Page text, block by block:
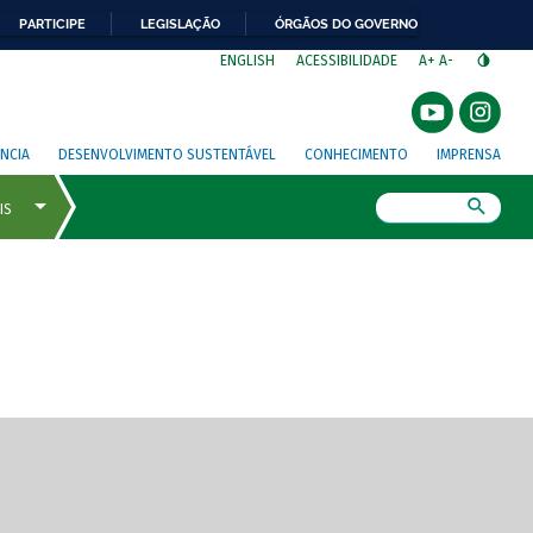
PARTICIPE LEGISLAÇÃO ÓRGÃOS DO GOVERNO
ENGLISH ACESSIBILIDADE A+ A-
DESENVOLVIMENTO SUSTENTÁVEL CONHECIMENTO IMPRENSA
de tela